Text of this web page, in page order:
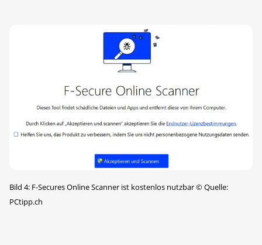
Bild 4: F-Secures Online Scanner ist kostenlos nutzbar©Quelle:
PCtipp.ch